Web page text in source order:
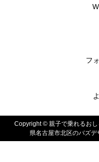
フ
Copyright © 親子で乗れるお
県名古屋市北区のバズ